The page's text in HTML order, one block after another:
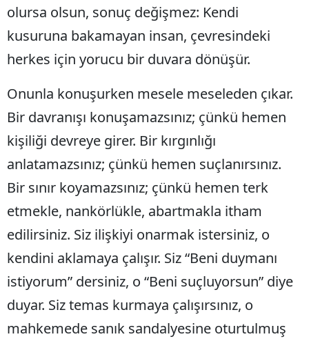
olursa olsun, sonuç değişmez: Kendi
kusuruna bakamayan insan, çevresindeki
herkes için yorucu bir duvara dönüşür.
Onunla konuşurken mesele meseleden çıkar.
Bir davranışı konuşamazsınız; çünkü hemen
kişiliği devreye girer. Bir kırgınlığı
anlatamazsınız; çünkü hemen suçlanırsınız.
Bir sınır koyamazsınız; çünkü hemen terk
etmekle, nankörlükle, abartmakla itham
edilirsiniz. Siz ilişkiyi onarmak istersiniz, o
kendini aklamaya çalışır. Siz “Beni duymanı
istiyorum” dersiniz, o “Beni suçluyorsun” diye
duyar. Siz temas kurmaya çalışırsınız, o
mahkemede sanık sandalyesine oturtulmuş